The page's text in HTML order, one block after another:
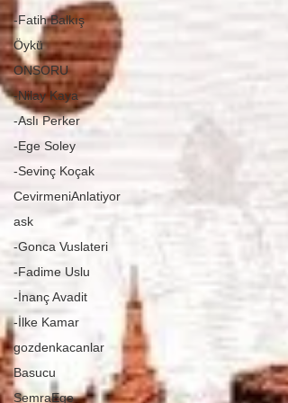
-Fatih Balkış
Öykü
ONSORU
-Nilay Kaya
-Aslı Perker
-Ege Soley
-Sevinç Koçak
CevirmeniAnlatiyor
ask
-Gonca Vuslateri
-Fadime Uslu
-İnanç Avadit
-İlke Kamar
gozdenkacanlar
Basucu
SemraEge